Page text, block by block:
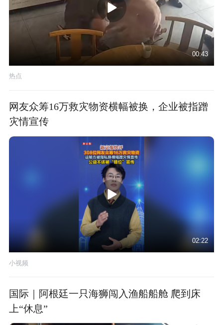
00:43
热点
网友众筹16万救灾物资横幅被换，企业被指蹭
灾情宣传
02:22
小视频
国际｜阿根廷一只海狮闯入渔船船舱 爬到床
上“休息”